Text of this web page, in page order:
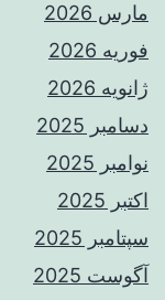
مارس 2026
فوریه 2026
ژانویه 2026
دسامبر 2025
نوامبر 2025
اکتبر 2025
سپتامبر 2025
آگوست 2025